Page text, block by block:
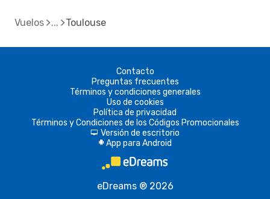
Vuelos Toulouse
Contacto
Preguntas frecuentes
Términos y condiciones generales
Uso de cookies
Política de privacidad
Términos y Condiciones de los Códigos Promocionales
d Versión de escritorio
A App para Android
eDreams ® 2026